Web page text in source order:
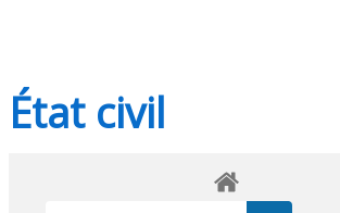
État civil